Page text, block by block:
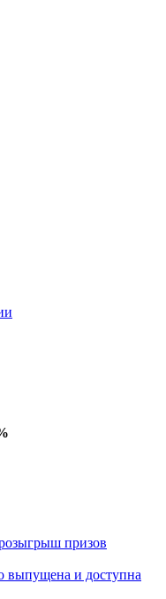
призов
выпущена и доступна